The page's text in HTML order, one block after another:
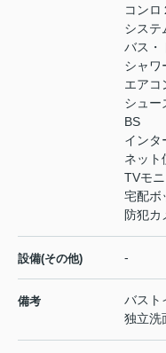
コンロ
システ
バス・
シャワ
エアコ
シュー
BS
インタ
ネット
TVモ
宅配ボ
防犯カ
設備(その他) -
備考
バスト
独立洗